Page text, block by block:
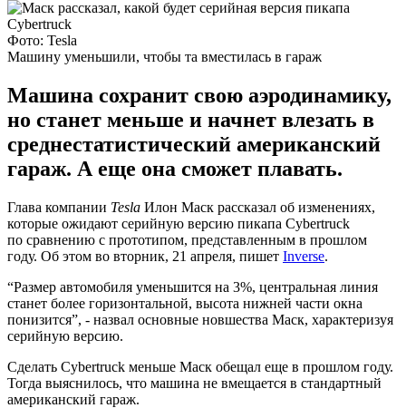
Фото: Tesla
Машину уменьшили, чтобы та вместилась в гараж
Машина сохранит свою аэродинамику,
но станет меньше и начнет влезать в
среднестатистический американский
гараж. А еще она сможет плавать.
Глава компании Tesla Илон Маск рассказал об изменениях,
которые ожидают серийную версию пикапа Cybertruck
по сравнению с прототипом, представленным в прошлом
году. Об этом во вторник, 21 апреля, пишет Inverse.
“Размер автомобиля уменьшится на 3%, центральная линия
станет более горизонтальной, высота нижней части окна
понизится”, - назвал основные новшества Маск, характеризуя
серийную версию.
Сделать Cybertruck меньше Маск обещал еще в прошлом году.
Тогда выяснилось, что машина не вмещается в стандартный
американский гараж.